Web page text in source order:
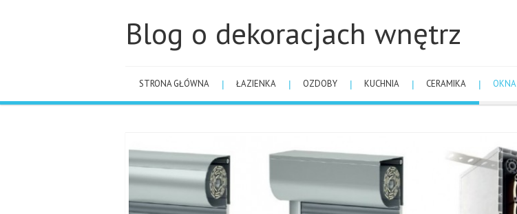
Blog o dekoracjach wnętrz
STRONA GŁÓWNA ŁAZIENKA OZDOBY KUCHNIA CERAMIKA OKNA